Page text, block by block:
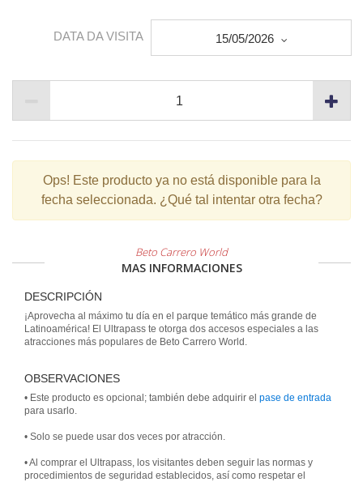
DATA DA VISITA 15/05/2026
Ops! Este producto ya no está disponible para la
fecha seleccionada. ¿Qué tal intentar otra fecha?
Beto Carrero World
MAS INFORMACIONES
DESCRIPCIÓN
¡Aprovecha al máximo tu día en el parque temático más grande de
Latinoamérica! El Ultrapass te otorga dos accesos especiales a las
atracciones más populares de Beto Carrero World.
OBSERVACIONES
• Este producto es opcional; también debe adquirir el pase de entrada
para usarlo.
• Solo se puede usar dos veces por atracción.
• Al comprar el Ultrapass, los visitantes deben seguir las normas y
procedimientos de seguridad establecidos, así como respetar el